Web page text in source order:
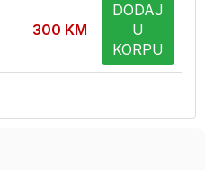
300 KM
DODAJ
U
KORPU